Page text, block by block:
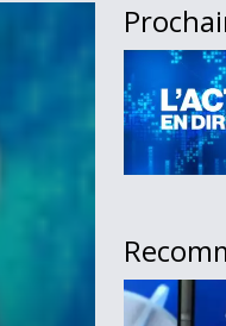
Asile: